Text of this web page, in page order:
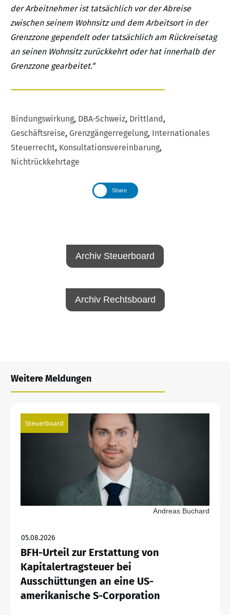
der Arbeitnehmer ist tatsächlich vor der Abreise
zwischen seinem Wohnsitz und dem Arbeitsort in der
Grenzzone gependelt oder tatsächlich am Rückreisetag
an seinen Wohnsitz zurückkehrt oder hat innerhalb der
Grenzzone gearbeitet.“
Bindungswirkung, DBA-Schweiz, Drittland,
Geschäftsreise, Grenzgängerregelung, Internationales
Steuerrecht, Konsultationsvereinbarung,
Nichtrückkehrtage
Share
Archiv Steuerboard
Archiv Rechtsboard
Weitere Meldungen
Steuerboard
Andreas Buchard
05.08.2026
BFH-Urteil zur Erstattung von
Kapitalertragsteuer bei
Ausschüttungen an eine US-
amerikanische S-Corporation